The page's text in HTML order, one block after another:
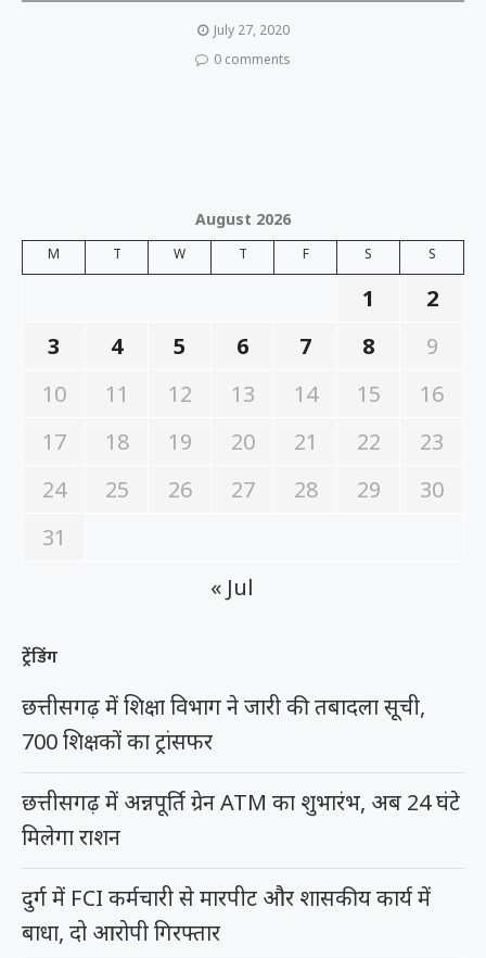
July 27, 2020
0 comments
August 2026
M T W T F S S
1
2
3
4 5 6 7 8
9
10
11 12 13 14 15
16
17
18 19 20 21 22
23
24
25 26 27 28 29
30
31
« Jul
ट्रेंडिंग
छत्तीसगढ़ में शिक्षा विभाग ने जारी की तबादला सूची,
700 शिक्षकों का ट्रांसफर
छत्तीसगढ़ में अन्नपूर्ति ग्रेन ATM का शुभारंभ, अब 24 घंटे
मिलेगा राशन
दुर्ग में FCI कर्मचारी से मारपीट और शासकीय कार्य में
बाधा, दो आरोपी गिरफ्तार